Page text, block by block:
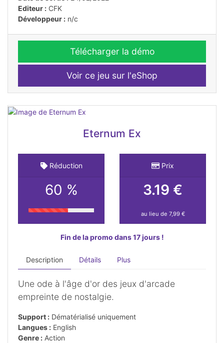
Editeur : CFK
Développeur : n/c
Télécharger la démo
Voir ce jeu sur l'eShop
Eternum Ex
Réduction
60 %
Prix
3.19 €
au lieu de 7,99 €
Fin de la promo dans 17 jours !
Description Détails Plus
Une ode à l'âge d'or des jeux d'arcade
empreinte de nostalgie.
Support : Dématérialisé uniquement
Langues : English
Genre : Action